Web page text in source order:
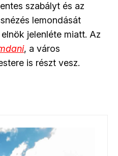
szabályt és az
lemondását
jelenléte miatt. Az
, a város
is részt vesz.